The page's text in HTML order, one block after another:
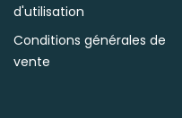
d'utilisation
Conditions générales de
vente